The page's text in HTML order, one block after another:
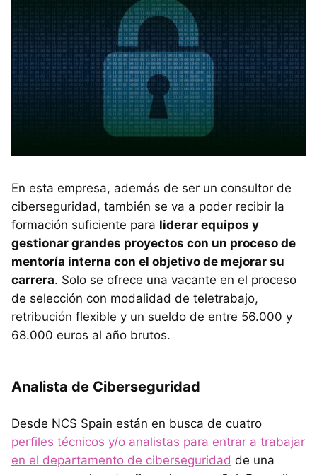
En esta empresa, además de ser un consultor de
ciberseguridad, también se va a poder recibir la
formación suficiente para liderar equipos y
gestionar grandes proyectos con un proceso de
mentoría interna con el objetivo de mejorar su
carrera. Solo se ofrece una vacante en el proceso
de selección con modalidad de teletrabajo,
retribución flexible y un sueldo de entre 56.000 y
68.000 euros al año brutos.
Analista de Ciberseguridad
Desde NCS Spain están en busca de cuatro
perfiles técnicos y/o analistas para entrar a trabajar
en el departamento de ciberseguridad de una